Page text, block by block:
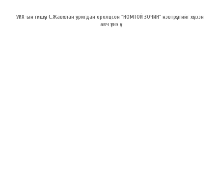
УИХ-ын гишүүн С.Жавхлан уригдан оролцсон "НОМТОЙ ЗОЧИН" нэвтрүүлгийг хүлээн
авч үзнэ үү